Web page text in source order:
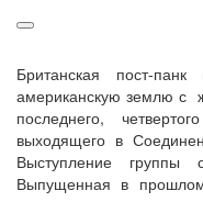
Британская пост-
американскую землю с
последнего,
выходящего в
Выступление
Выпущенная в